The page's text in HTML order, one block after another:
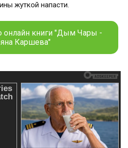
жуткой напасти.
онлайн книги "Дым Чары -
Каршева"